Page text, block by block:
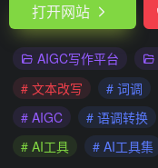
打开网站
AIGC写作平台
# 文本改写
# 词调
# AIGC
# 语调转换
# AI工具
# AI工具集